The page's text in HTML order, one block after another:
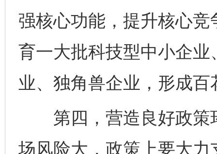
强核心功能，提升核心
育一大批科技型中小企
业、独角兽企业，形成
第四，营造良好政策
场风险大，政策上要大